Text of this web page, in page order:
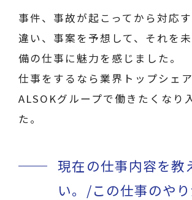
事件、事故が起こってから対応
違い、事案を予想して、それを
備の仕事に魅力を感じました。
仕事をするなら業界トップシェ
ALSOKグループで働きたくなり
た。
現在の仕事内容を教
い。/この仕事のや